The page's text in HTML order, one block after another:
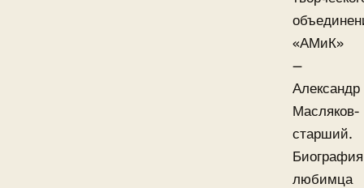
«АМиК»
—
Александр
Масляков-
старший.
Биография
любимца